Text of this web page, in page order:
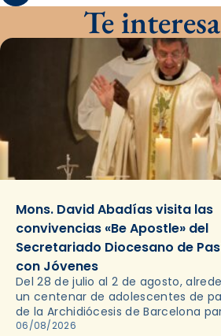
Te
Mons. David Abadías visita las
convivencias «Be Apostle» del
Secretariado Diocesano de
con Jóvenes
Del 28 de julio al 2 de agosto,
un centenar de adolescentes de
de la Archidiócesis de Barcelona
en las convivencias Be Apostle,
06/08/2026